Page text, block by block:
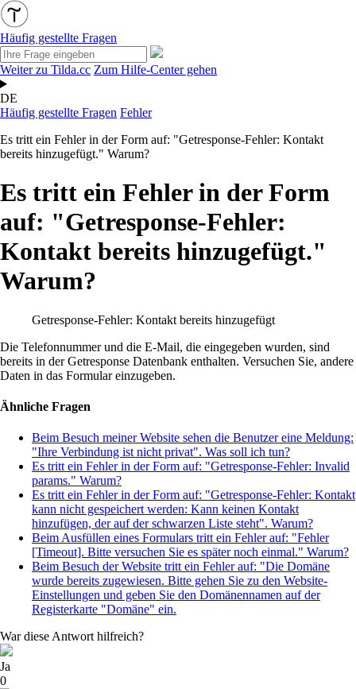
Häufig gestellte Fragen
Weiter zu Tilda.cc Zum Hilfe-Center gehen
DE
Häufig gestellte Fragen Fehler
Es tritt ein Fehler in der Form auf: "Getresponse-Fehler: Kontakt
bereits hinzugefügt." Warum?
Es tritt ein Fehler in der Form
auf: "Getresponse-Fehler:
Kontakt bereits hinzugefügt."
Warum?
Getresponse-Fehler: Kontakt bereits hinzugefügt
Die Telefonnummer und die E-Mail, die eingegeben wurden, sind
bereits in der Getresponse Datenbank enthalten. Versuchen Sie, andere
Daten in das Formular einzugeben.
Ähnliche Fragen
Beim Besuch meiner Website sehen die Benutzer eine Meldung:
"Ihre Verbindung ist nicht privat". Was soll ich tun?
Es tritt ein Fehler in der Form auf: "Getresponse-Fehler: Invalid
params." Warum?
Es tritt ein Fehler in der Form auf: "Getresponse-Fehler: Kontakt
kann nicht gespeichert werden: Kann keinen Kontakt
hinzufügen, der auf der schwarzen Liste steht". Warum?
Beim Ausfüllen eines Formulars tritt ein Fehler auf: "Fehler
[Timeout]. Bitte versuchen Sie es später noch einmal." Warum?
Beim Besuch der Website tritt ein Fehler auf: "Die Domäne
wurde bereits zugewiesen. Bitte gehen Sie zu den Website-
Einstellungen und geben Sie den Domänennamen auf der
Registerkarte "Domäne" ein.
War diese Antwort hilfreich?
Ja
0